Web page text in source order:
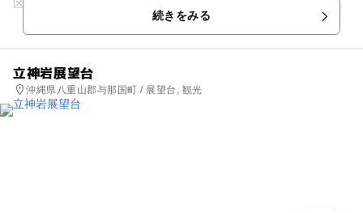
区切られていますが、道路のまん中で座り込んでいる牛もいま
す。ちなみに久部良側にも比...続きをみる
立神岩展望台
沖縄県八重山郡与那国町 / 展望台, 観光